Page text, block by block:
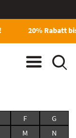
20% Rabatt
F
G
M
N